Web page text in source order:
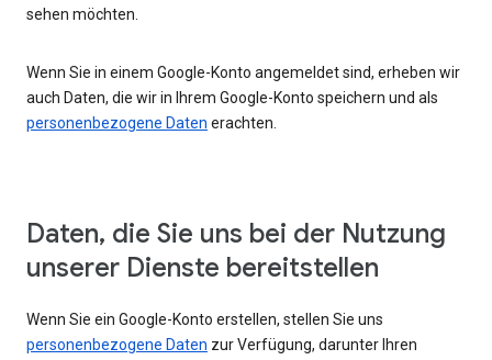
sehen möchten.
Wenn Sie in einem Google-Konto angemeldet sind, erheben wir
auch Daten, die wir in Ihrem Google-Konto speichern und als
personenbezogene Daten erachten.
Daten, die Sie uns bei der Nutzung
unserer Dienste bereitstellen
Wenn Sie ein Google-Konto erstellen, stellen Sie uns
personenbezogene Daten zur Verfügung, darunter Ihren